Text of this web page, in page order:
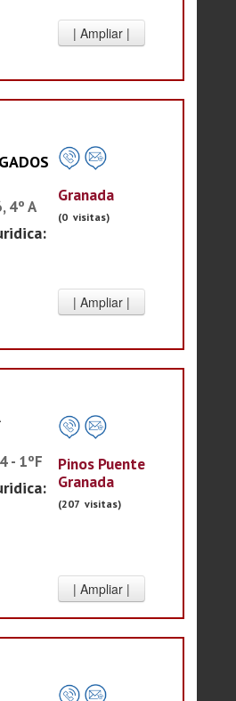
4º A
Granada
(0 visitas)
- 1ºF
Pinos Puente
Granada
(207 visitas)